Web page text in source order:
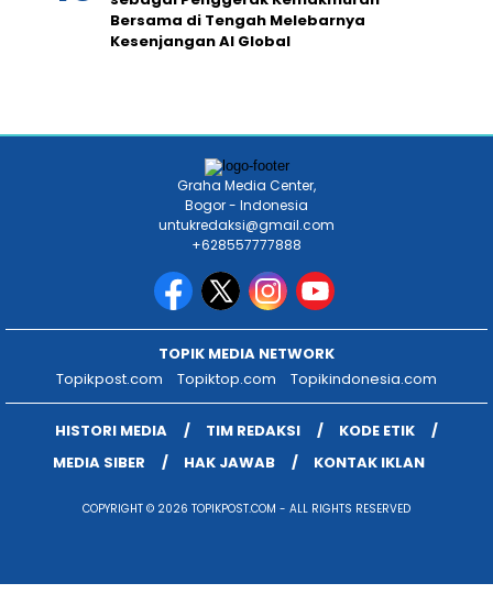
Bersama di Tengah Melebarnya
Kesenjangan AI Global
Graha Media Center,
Bogor - Indonesia
untukredaksi@gmail.com
+628557777888
TOPIK MEDIA NETWORK
Topikpost.com
Topiktop.com Topikindonesia.com
HISTORI MEDIA TIM REDAKSI
KODE ETIK
MEDIA SIBER
HAK JAWAB KONTAK IKLAN
COPYRIGHT © 2026 TOPIKPOST.COM - ALL RIGHTS RESERVED